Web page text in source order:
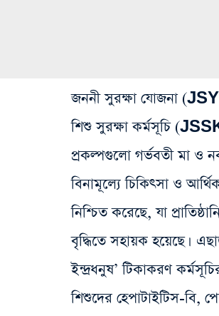
জননী সুরক্ষা যোজনা
শিশু সুরক্ষা কর্মসূচি
প্রকল্পগুলো গর্ভবতী মা ও
বিনামূল্যে চিকিৎসা ও
নিশ্চিত করেছে, যা
বৃদ্ধিতে সহায়ক হয়েছে।
ইন্দ্রধনুষ’ টিকাকরণ
শিশুদের হেপাটাইটিস-বি,